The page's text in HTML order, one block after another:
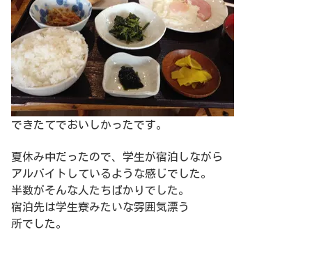
できたてでおいしかったです。
夏休み中だったので、学生が宿泊しながら
アルバイトしているような感じでした。
半数がそんな人たちばかりでした。
宿泊先は学生寮みたいな雰囲気漂う
所でした。